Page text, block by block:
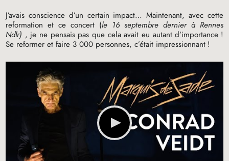
J’avais conscience d’un certain impact… Maintenant, avec cette
reformation et ce concert (le 16 septembre dernier à Rennes
Ndlr) , je ne pensais pas que cela avait eu autant d’importance !
Se reformer et faire 3 000 personnes, c’était impressionnant !